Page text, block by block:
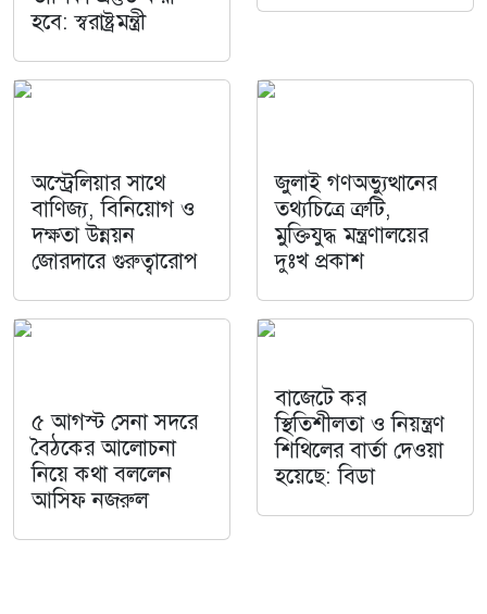
হবে: স্বরাষ্ট্রমন্ত্রী
অস্ট্রেলিয়ার সাথে
বাণিজ্য, বিনিয়োগ ও
দক্ষতা উন্নয়ন
জোরদারে গুরুত্বারোপ
জুলাই গণঅভ্যুত্থানের
তথ্যচিত্রে ত্রুটি,
মুক্তিযুদ্ধ মন্ত্রণালয়ের
দুঃখ প্রকাশ
৫ আগস্ট সেনা সদরে
বৈঠকের আলোচনা
নিয়ে কথা বললেন
আসিফ নজরুল
বাজেটে কর
স্থিতিশীলতা ও নিয়ন্ত্রণ
শিথিলের বার্তা দেওয়া
হয়েছে: বিডা